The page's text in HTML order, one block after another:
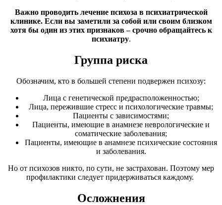
Важно проводить лечение психоза в психиатрической
клинике. Если вы заметили за собой или своим близком
хотя бы один из этих признаков – срочно обращайтесь к
психиатру.
Группа риска
Обозначим, кто в большей степени подвержен психозу:
Лица с генетической предрасположенностью;
Лица, пережившие стресс и психологические травмы;
Пациенты с зависимостями;
Пациенты, имеющие в анамнезе неврологические и
соматические заболевания;
Пациенты, имеющие в анамнезе психические состояния
и заболевания.
Но от психозов никто, по сути, не застрахован. Поэтому мер
профилактики следует придерживаться каждому.
Осложнения